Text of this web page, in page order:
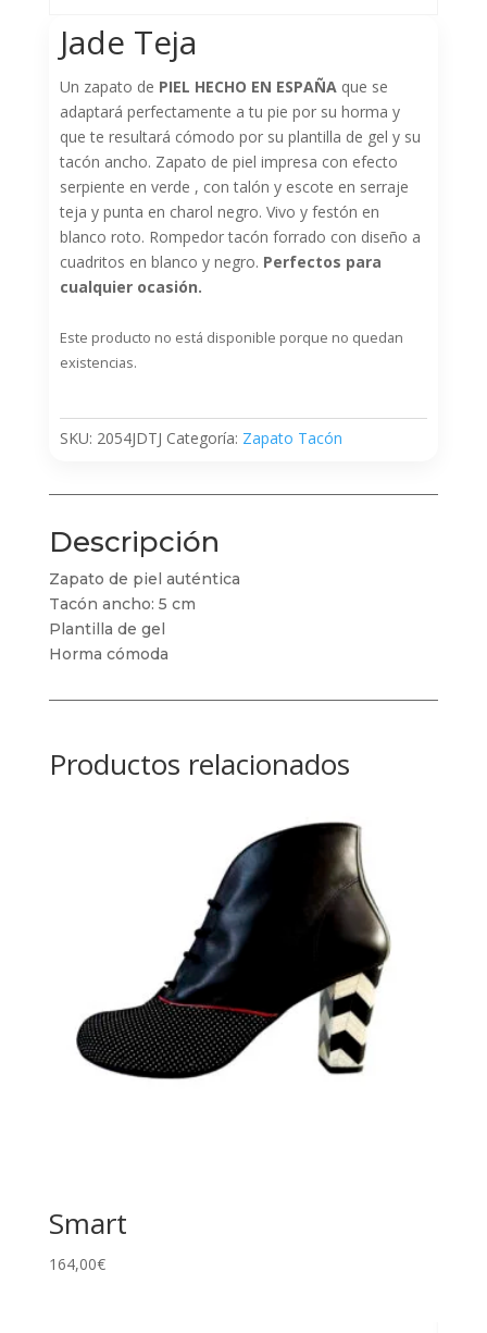
Jade Teja
Un zapato de PIEL HECHO EN ESPAÑAque se
adaptará perfectamente a tu pie por su horma y
que te resultará cómodo por su plantilla de gel y su
tacón ancho. Zapato de piel impresa con efecto
serpiente en verde , con talón y escote en serraje
teja y punta en charol negro. Vivo y festón en
blanco roto. Rompedor tacón forrado con diseño a
cuadritos en blanco y negro. Perfectos para
cualquier ocasión.
Este producto no está disponible porque no quedan
existencias.
SKU: 2054JDTJ Categoría: Zapato Tacón
Descripción
Zapato de piel auténtica
Tacón ancho: 5 cm
Plantilla de gel
Horma cómoda
Productos relacionados
Smart
164,00€